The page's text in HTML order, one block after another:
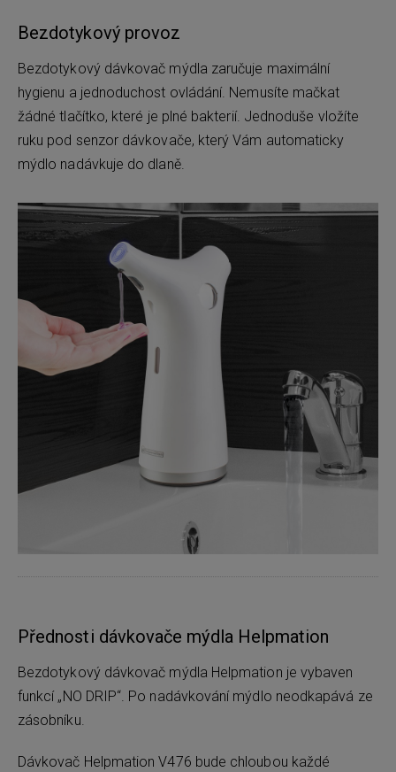
Bezdotykový provoz
Bezdotykový dávkovač mýdla zaručuje maximální
hygienu a jednoduchost ovládání. Nemusíte mačkat
žádné tlačítko, které je plné bakterií. Jednoduše vložíte
ruku pod senzor dávkovače, který Vám automaticky
mýdlo nadávkuje do dlaně.
Přednosti dávkovače mýdla Helpmation
Bezdotykový dávkovač mýdla Helpmation je vybaven
funkcí „NO DRIP“. Po nadávkování mýdlo neodkapává ze
zásobníku.
Dávkovač Helpmation V476 bude chloubou každé